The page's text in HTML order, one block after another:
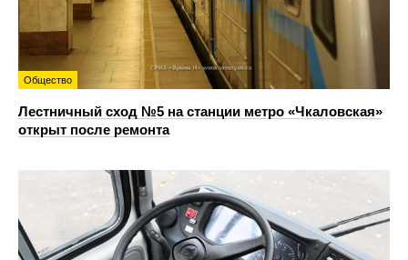
Общество
Лестничный сход №5 на станции метро «Чкаловская»
открыт после ремонта